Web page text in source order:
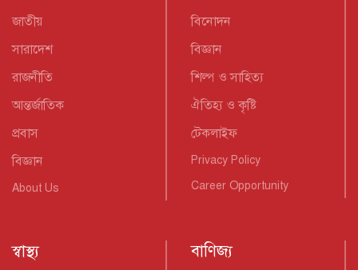
জাতীয়
সারাদেশ
রাজনীতি
আন্তর্জাতিক
প্রবাস
বিজ্ঞান
About Us
বিনোদন
বিজ্ঞান
শিল্প ও সাহিত্য
ঐতিহ্য ও কৃষ্টি
টেকলাইফ
Privacy Policy
Career Opportunity
স্বাস্থ্য বাণিজ্য